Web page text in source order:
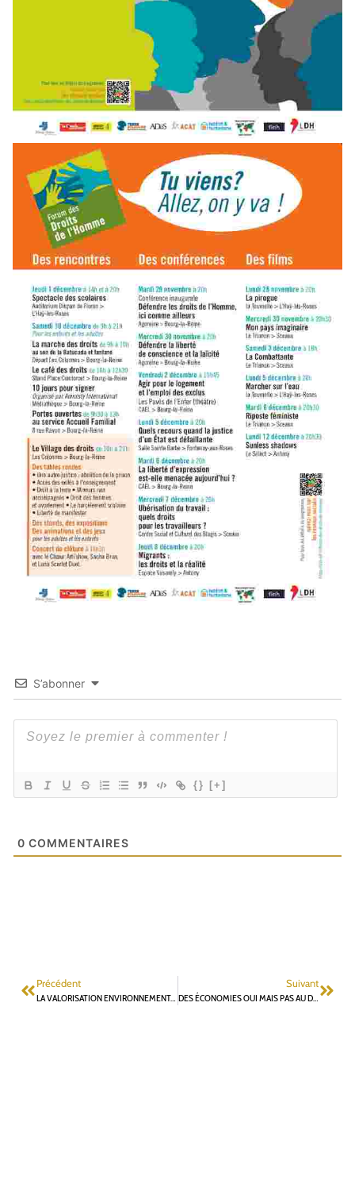
S’abonner
{} [+]
0 COMMENTAIRES
Précédent
LA VALORISATION ENVIRONNEMENTALE DES FONCIERS COMME LEVIER POUR STOPPER LA POLITIQUE D’HYPERDENSIFICATION
Suivant
DES ÉCONOMIES OUI MAIS PAS AU DÉTRIMENT DU SERVICE PUBLIC